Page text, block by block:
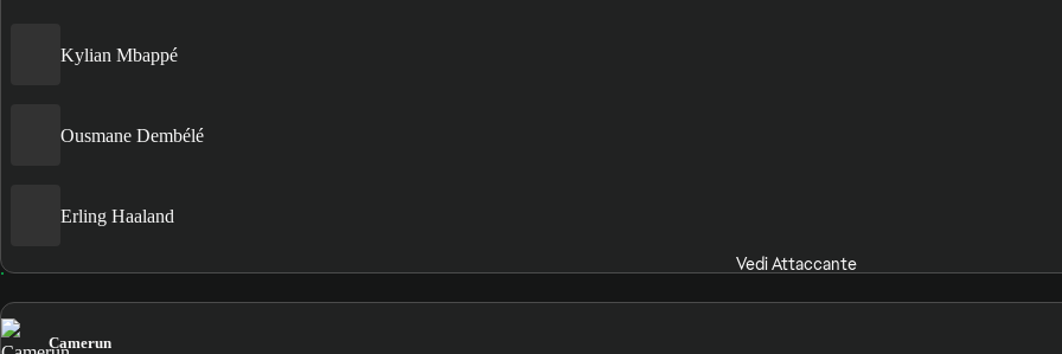
Kylian Mbappé
Ousmane Dembélé
Erling Haaland
Vedi Attaccante
Camerun